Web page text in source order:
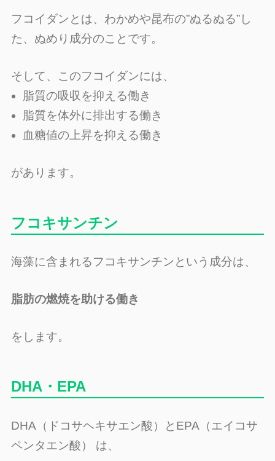
フコイダンとは、わかめや昆布の”ぬるぬる”し
た、ぬめり成分のことです。
そして、このフコイダンには、
脂質の吸収を抑える働き
脂質を体外に排出する働き
血糖値の上昇を抑える働き
があります。
フコキサンチン
海藻に含まれるフコキサンチンという成分は、
脂肪の燃焼を助ける働き
をします。
DHA・EPA
DHA（ドコサヘキサエン酸）とEPA（エイコサ
ペンタエン酸） は、